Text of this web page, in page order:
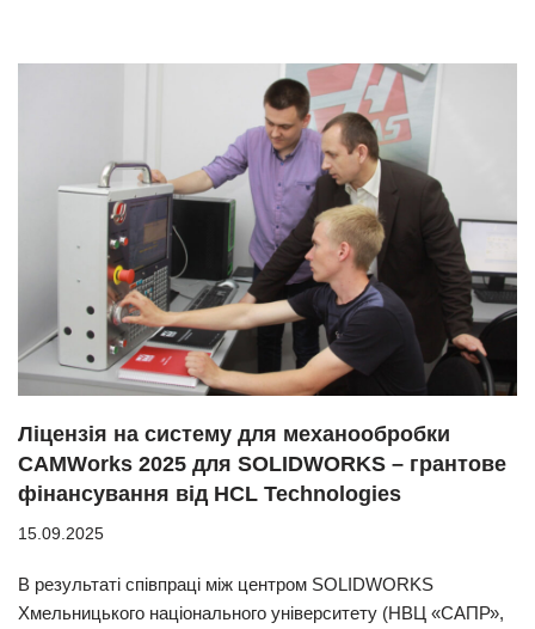
Ліцензія на систему для механообробки
CAMWorks 2025 для SOLIDWORKS – грантове
фінансування від HCL Technologies
15.09.2025
В результаті співпраці між центром SOLIDWORKS
Хмельницького національного університету (НВЦ «САПР»,